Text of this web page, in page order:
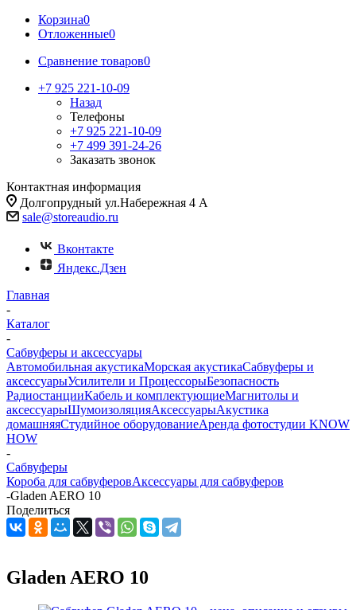
Корзина0
Отложенные0
Сравнение товаров0
+7 925 221-10-09
Назад
Телефоны
+7 925 221-10-09
+7 499 391-24-26
Заказать звонок
Контактная информация
Долгопрудный ул.Набережная 4 А
sale@storeaudio.ru
Вконтакте
Яндекс.Дзен
Главная
-
Каталог
-
Сабвуферы и аксессуары
Автомобильная акустикаМорская акустикаСабвуферы и
аксессуарыУсилители и ПроцессорыБезопасность
РадиостанцииКабель и комплектующиеМагнитолы и
аксессуарыШумоизоляцияАксессуарыАкустика
домашняяСтудийное оборудованиеАренда фотостудии KNOW
HOW
-
Сабвуферы
Короба для сабвуферовАксессуары для сабвуферов
-Gladen AERO 10
Поделиться
Gladen AERO 10